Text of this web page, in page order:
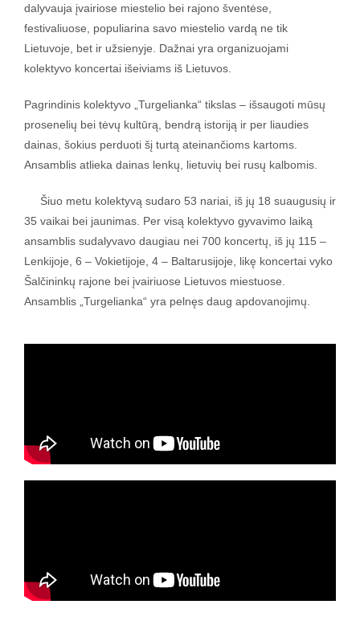
dalyvauja įvairiose miestelio bei rajono šventėse,
festivaliuose, populiarina savo miestelio vardą ne tik
Lietuvoje, bet ir užsienyje. Dažnai yra organizuojami
kolektyvo koncertai išeiviams iš Lietuvos.
Pagrindinis kolektyvo „Turgelianka“ tikslas – išsaugoti mūsų
prosenelių bei tėvų kultūrą, bendrą istoriją ir per liaudies
dainas, šokius perduoti šį turtą ateinančioms kartoms.
Ansamblis atlieka dainas lenkų, lietuvių bei rusų kalbomis.
Šiuo metu kolektyvą sudaro 53 nariai, iš jų 18 suaugusių ir
35 vaikai bei jaunimas. Per visą kolektyvo gyvavimo laiką
ansamblis sudalyvavo daugiau nei 700 koncertų, iš jų 115 –
Lenkijoje, 6 – Vokietijoje, 4 – Baltarusijoje, likę koncertai vyko
Šalčininkų rajone bei įvairiuose Lietuvos miestuose.
Ansamblis „Turgelianka“ yra pelnęs daug apdovanojimų.